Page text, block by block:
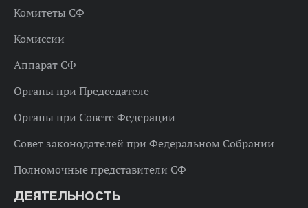
Комитеты СФ
Комиссии
Аппарат СФ
Органы при Председателе
Органы при Совете Федерации
Совет законодателей при Федеральном Собрании
Полномочные представители СФ
ДЕЯТЕЛЬНОСТЬ